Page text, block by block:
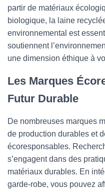
partir de matériaux
biologique, la laine
environnemental est
soutiennent
une dimension éthique à
Les Marques
Futur Durable
De nombreuses marques
de production durables et
écoresponsables.
s’engagent dans des
matériaux durables. En
garde-robe, vous pouvez